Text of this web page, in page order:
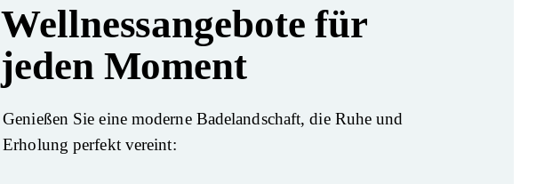
Wellnessangebote für
jeden Moment
Genießen Sie eine moderne Badelandschaft, die Ruhe und
Erholung perfekt vereint: